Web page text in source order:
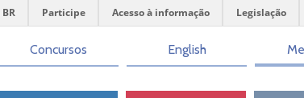
Participe Acesso à informação Legislação
Concursos English